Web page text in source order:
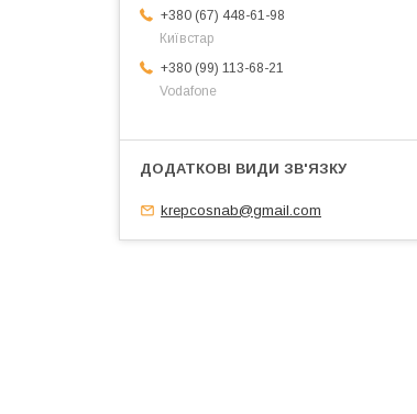
+380 (67) 448-61-98
Київстар
+380 (99) 113-68-21
Vodafone
krepcosnab@gmail.com